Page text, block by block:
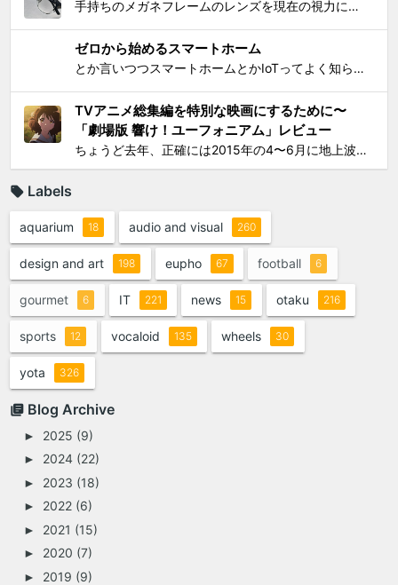
手持ちのメガネフレームのレンズを現在の視力に合わせて総入れ替えしてから気になり始めた手元を見るときの違和感が特にこの1年で増したので、思い切って遠近両用メガネを新調した。要するにアラフィフにふさわしく老眼が進んで近くが見えづらくなったので、道具でサポートせねばならなくなったわけで...
ゼロから始めるスマートホーム
とか言いつつスマートホームとかIoTってよく知らんけど、おもしろ電気小物を活用して家電生活をもっとエンジョイしちゃおう！というわけで初歩的なものからIT系ガジェットまで一気に紹介して使い方の提案をしようと思う。 0）アナログ的なもの：リモコンコンセント、タイマーつきコンセント...
TVアニメ総集編を特別な映画にするために〜
「劇場版 響け！ユーフォニアム」レビュー
ちょうど去年、正確には2015年の4〜6月に地上波放映されたTVシリーズアニメ「響け！ユーフォニアム」（以下TV版）に思いっきりハマって遂には舞台となった宇治への「聖地巡礼」まで敢行してしまったのは、このブログでご報告してきた通り。過去のあれこれを知りたい方は以下をどうぞ： ...
Labels
aquarium 18 audio and visual 260
design and art 198 eupho 67 football 6
gourmet 6 IT 221 news 15 otaku 216
sports 12 vocaloid 135 wheels 30
yota 326
Blog Archive
► 2025 (9)
► 2024 (22)
► 2023 (18)
► 2022 (6)
► 2021 (15)
► 2020 (7)
► 2019 (9)